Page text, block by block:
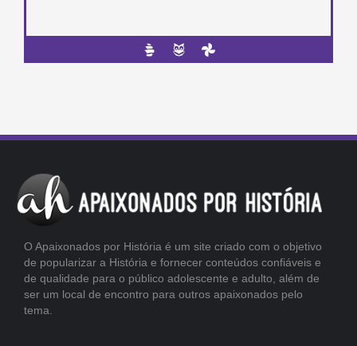
O Apaixonados por História é um site criado com o objetivo
de popularizar a História e fornecer conteúdos confiáveis e
de qualidade para o público adolescente e adulto, além de
ser um local de encontro para outros apaixonados pelo
tema.